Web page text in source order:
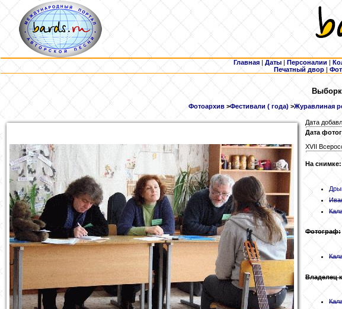
Главная | Даты | Персоналии |
Печатный двор |
Фотоархив>Фестивали ( года)>Журавлиная
Дата
Дата
XVII
На снимке:
Фотограф:
Владелец